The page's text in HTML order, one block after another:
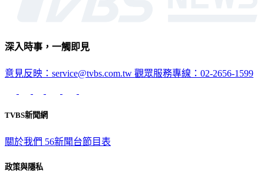
深入時事，一觸即見
意見反映：service@tvbs.com.tw 觀眾服務專線：02-2656-1599
TVBS新聞網
關於我們 56新聞台節目表
政策與隱私